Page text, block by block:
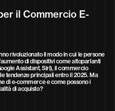
il Commercio E-
rivoluzionato il modo in cui le persone
di dispositivi come altoparlanti
Assistant, Siri), il commercio
tendenze principali entro il 2025. Ma
di e-commerce e come possono i
di acquisto?